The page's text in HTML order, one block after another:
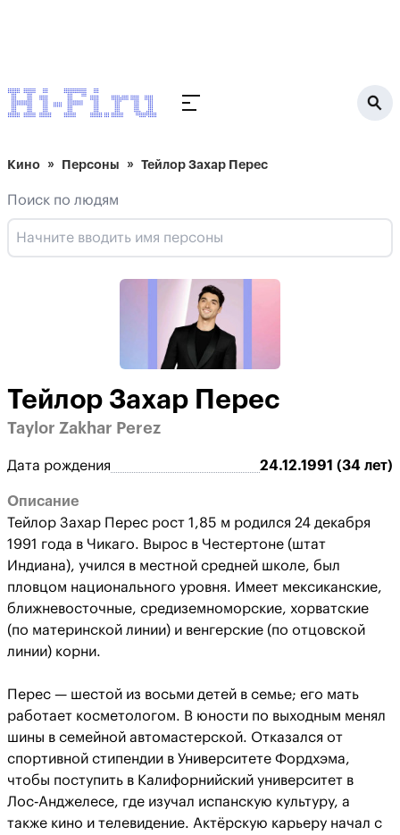
Кино Персоны Тейлор Захар Перес
Поиск по людям
Тейлор Захар Перес
Taylor Zakhar Perez
Дата рождения 24.12.1991 (34 лет)
Описание
Тейлор Захар Перес рост 1,85 м родился 24 декабря
1991 года в Чикаго. Вырос в Честертоне (штат
Индиана), учился в местной средней школе, был
пловцом национального уровня. Имеет мексиканские,
ближневосточные, средиземноморские, хорватские
(по материнской линии) и венгерские (по отцовской
линии) корни.
Перес — шестой из восьми детей в семье; его мать
работает косметологом. В юности по выходным менял
шины в семейной автомастерской. Отказался от
спортивной стипендии в Университете Фордхэма,
чтобы поступить в Калифорнийский университет в
Лос‑Анджелесе, где изучал испанскую культуру, а
также кино и телевидение. Актёрскую карьеру начал с